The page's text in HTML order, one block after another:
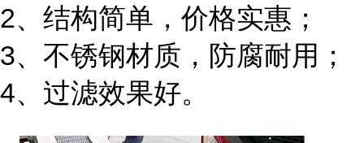
2、结构简单，价格实惠；
3、不锈钢材质，防腐耐用；
4、过滤效果好。